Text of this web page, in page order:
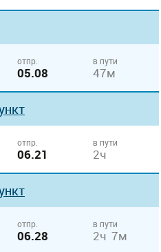
отпр.
05.08
в пути
47м
отпр.
06.21
в пути
2ч
отпр.
06.28
в пути
2ч 7м